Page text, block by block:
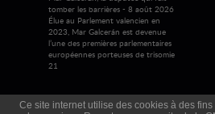
Ce site internet utilise des cookies à des
tomber les barrières - 8 août 2026
Élue au Parlement valencien en
2023, Mar Galcerán est devenue
l’une des premières parlementaires
européennes porteuses de trisomie
21